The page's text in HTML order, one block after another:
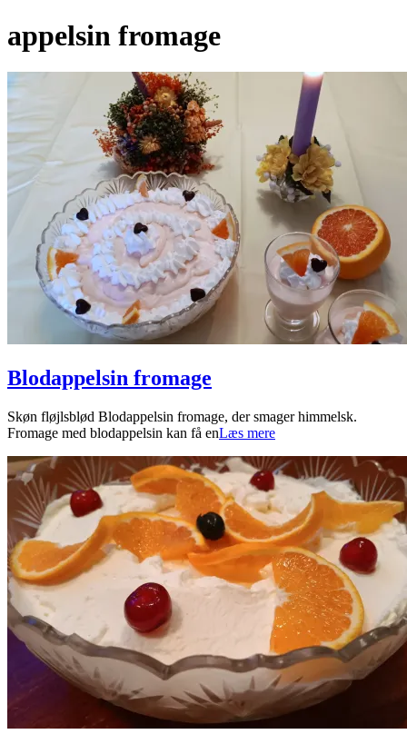
appelsin fromage
Blodappelsin fromage
2026-
03-
Skøn fløjlsblød Blodappelsin fromage, der smager himmelsk.
Fromage med blodappelsin kan få enLæs mere